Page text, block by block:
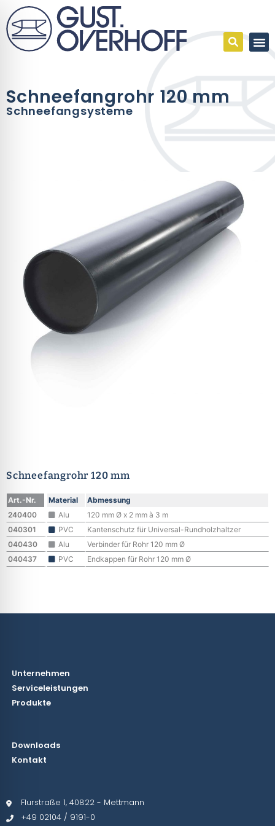
Schneefangrohr 120 mm
Schneefangsysteme
Schneefangrohr 120 mm
Art.-Nr. Material
Abmessung
240400
Alu
120 mm Ø x 2 mm à 3 m
040301
PVC
Kantenschutz für Universal-Rundholzhaltzer
040430
Alu
Verbinder für Rohr 120 mm Ø
040437
PVC Endkappen für Rohr 120 mm Ø
Unternehmen
Serviceleistungen
Produkte
Downloads
Kontakt
Flurstraße 1, 40822 - Mettmann
+49 02104 / 9191-0